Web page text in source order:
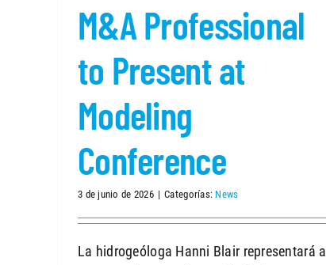
M&A Professional
to Present at
Modeling
Conference
3 de junio de 2026 | Categorías: News
La hidrogeóloga Hanni Blair representará a